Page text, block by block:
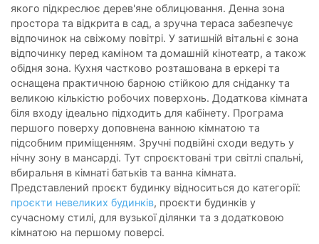
якого підкреслює дерев'яне облицювання. Денна зона
простора та відкрита в сад, а зручна тераса забезпечує
відпочинок на свіжому повітрі. У затишній вітальні є зона
відпочинку перед каміном та домашній кінотеатр, а також
обідня зона. Кухня частково розташована в еркері та
оснащена практичною барною стійкою для сніданку та
великою кількістю робочих поверхонь. Додаткова кімната
біля входу ідеально підходить для кабінету. Програма
першого поверху доповнена ванною кімнатою та
підсобним приміщенням. Зручні подвійні сходи ведуть у
нічну зону в мансарді. Тут спроєктовані три світлі спальні,
вбиральня в кімнаті батьків та ванна кімната.
Представлений проєкт будинку відноситься до категорії:
проєкти невеликих будинків, проєкти будинків у
сучасному стилі, для вузької ділянки та з додатковою
кімнатою на першому поверсі.